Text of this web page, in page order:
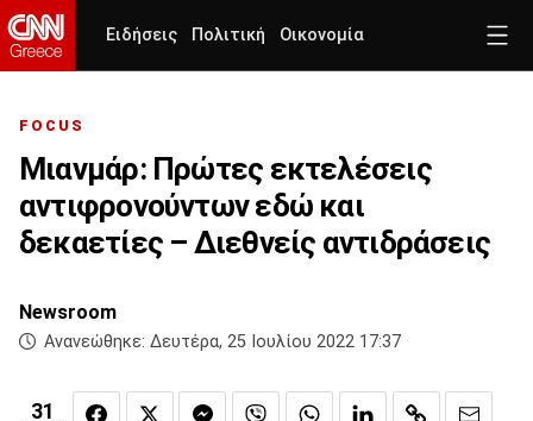
Ειδήσεις Πολιτική Οικονομία
FOCUS
Μιανμάρ: Πρώτες εκτελέσεις
αντιφρονούντων εδώ και
δεκαετίες – Διεθνείς αντιδράσεις
Newsroom
Ανανεώθηκε: Δευτέρα, 25 Ιουλίου 2022 17:37
31